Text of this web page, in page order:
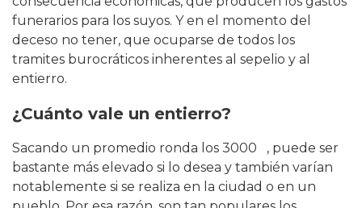
funerarios para los suyos. Y en el momento del
deceso no tener, que ocuparse de todos los
tramites burocráticos inherentes al sepelio y al
entierro.
¿Cuánto vale un entierro?
Sacando un promedio ronda los 3000 , puede ser
bastante más elevado si lo desea y también varían
notablemente si se realiza en la ciudad o en un